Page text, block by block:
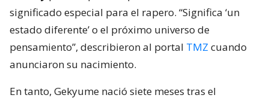
significado especial para el rapero. “Significa ‘un
estado diferente’ o el próximo universo de
pensamiento”, describieron al portal TMZ cuando
anunciaron su nacimiento.
En tanto, Gekyume nació siete meses tras el